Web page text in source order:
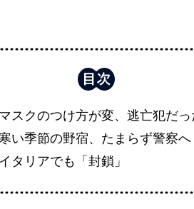
マスクのつけ方が変、逃亡犯だっ
寒い季節の野宿、たまらず警察へ
イタリアでも「封鎖」